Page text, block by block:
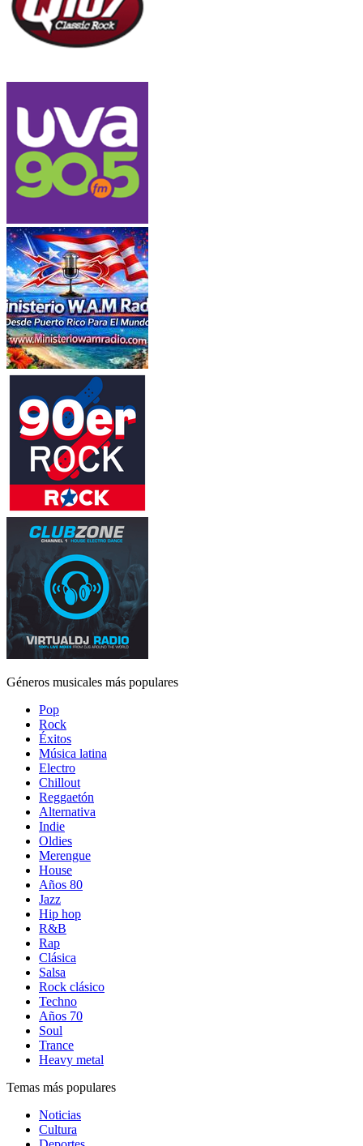
Géneros musicales más populares
Pop
Rock
Éxitos
Música latina
Electro
Chillout
Reggaetón
Alternativa
Indie
Oldies
Merengue
House
Años 80
Jazz
Hip hop
R&B
Rap
Clásica
Salsa
Rock clásico
Techno
Años 70
Soul
Trance
Heavy metal
Temas más populares
Noticias
Cultura